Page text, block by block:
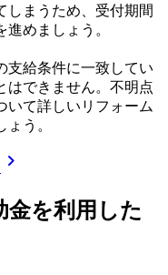
しまうため、受付期間
めましょう。
支給条件に一致してい
はできません。不明点
いて詳しいリフォーム
う。
chevron_right
金を利用した